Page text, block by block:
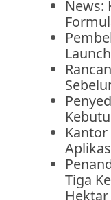
News:
Tiga
Hektar